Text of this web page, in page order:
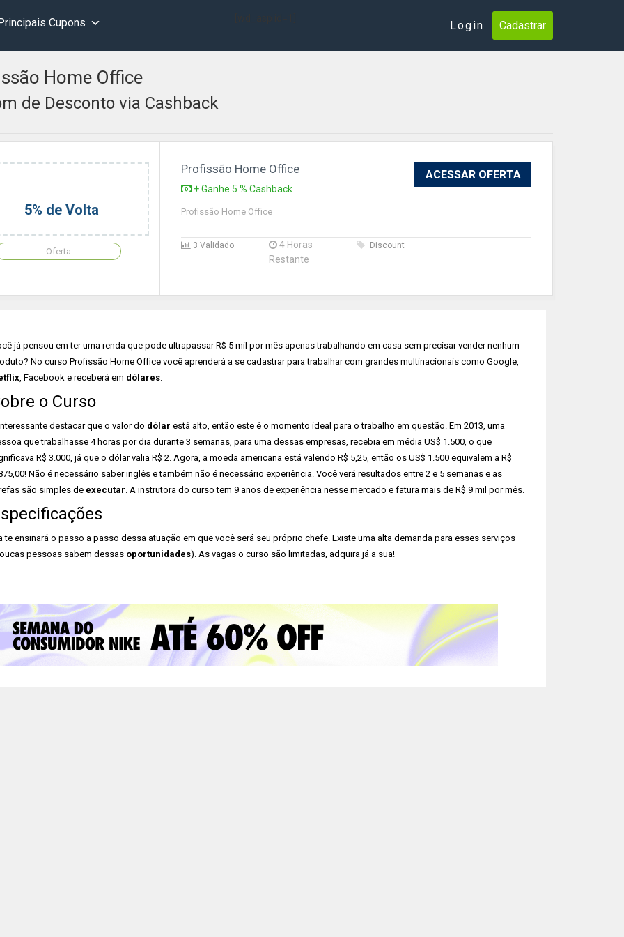
Cupons Login Cadastrar
Home Office
de Desconto via Cashback
5% de Volta
Oferta
Profissão Home Office
+ Ganhe 5 % Cashback
ACESSAR OFERTA
Profissão Home Office
3 Validado
4 Horas
Restante
Discount
já pensou em ter uma renda que pode ultrapassar R$ 5 mil por mês apenas trabalhando em casa sem precisar vender nenhum
No curso Profissão Home Office você aprenderá a se cadastrar para trabalhar com grandes multinacionais como Google,
, Facebook e receberá em dólares.
o Curso
destacar que o valor do dólar está alto, então este é o momento ideal para o trabalho em questão. Em 2013, uma
que trabalhasse 4 horas por dia durante 3 semanas, para uma dessas empresas, recebia em média US$ 1.500, o que
R$ 3.000, já que o dólar valia R$ 2. Agora, a moeda americana está valendo R$ 5,25, então os US$ 1.500 equivalem a R$
Não é necessário saber inglês e também não é necessário experiência. Você verá resultados entre 2 e 5 semanas e as
são simples de executar. A instrutora do curso tem 9 anos de experiência nesse mercado e fatura mais de R$ 9 mil por mês.
te ensinará o passo a passo dessa atuação em que você será seu próprio chefe. Existe uma alta demanda para esses serviços
pessoas sabem dessas oportunidades). As vagas o curso são limitadas, adquira já a sua!